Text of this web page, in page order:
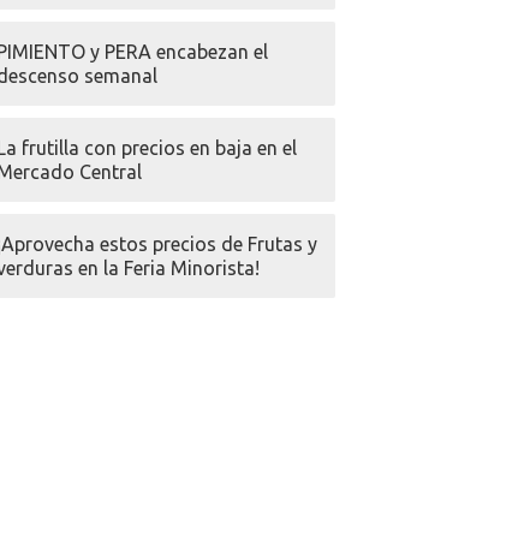
y PERA encabezan el
semanal
frutilla con precios en baja en el
Central
estos precios de Frutas y
en la Feria Minorista!